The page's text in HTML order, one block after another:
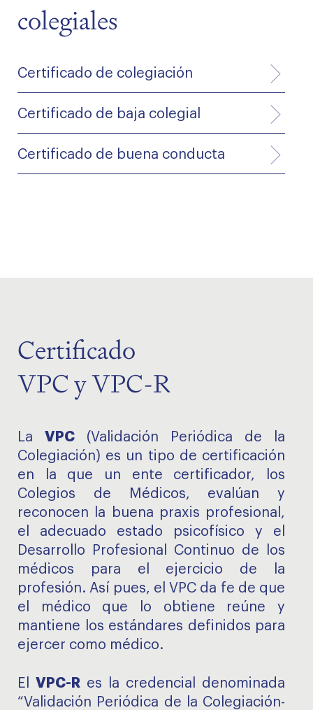
colegiales
Certificado de colegiación
Certificado de baja colegial
Certificado de buena conducta
Certificado
VPC y VPC-R
La VPC (Validación Periódica de la
Colegiación) es un tipo de certificación
en la que un ente certificador, los
Colegios de Médicos, evalúan y
reconocen la buena praxis profesional,
el adecuado estado psicofísico y el
Desarrollo Profesional Continuo de los
médicos para el ejercicio de la
profesión. Así pues, el VPC da fe de que
el médico que lo obtiene reúne y
mantiene los estándares definidos para
ejercer como médico.
El VPC-R es la credencial denominada
“Validación Periódica de la Colegiación-